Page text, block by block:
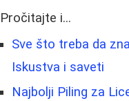
Pročitajte i...
Sve što treba da
Iskustva i saveti
Najbolji Piling za